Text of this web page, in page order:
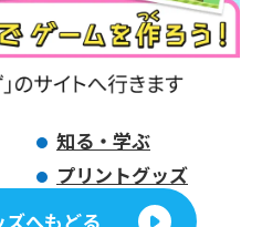
知る・学ぶ
プリントグッズ
ズへもどる